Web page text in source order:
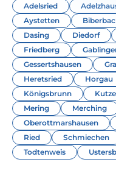
Adelsried
Aystetten
Dasing
Diedorf
Friedberg
Gessertshausen
Heretsried
Horgau
Königsbrunn
Mering
Merching
Oberottmarshausen
Ried
Schmiechen
Todtenweis